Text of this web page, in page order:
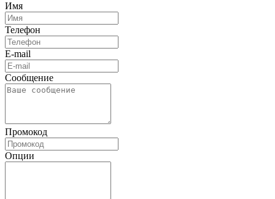
Имя
Телефон
E-mail
Сообщение
Промокод
Опции